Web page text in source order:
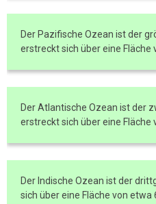
Der Pazifische Ozean ist der
erstreckt sich über eine Fläche
Der Atlantische Ozean ist der
erstreckt sich über eine Fläche
Der Indische Ozean ist der
sich über eine Fläche von etwa